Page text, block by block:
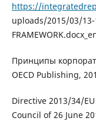
https://
uploads/2015/03/13-
Принципы
OECD Publishing,
Directive 2013/34/
Council of 26 June